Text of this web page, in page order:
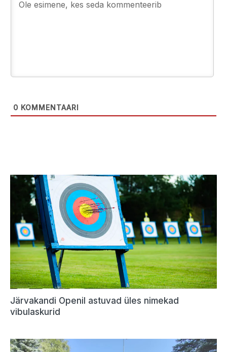
0 KOMMENTAARI
Järvakandi Openil astuvad üles nimekad
vibulaskurid